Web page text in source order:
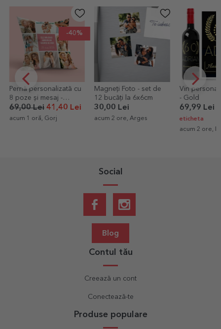
-40%
Pernă personalizată cu
8 poze și mesaj -
format mare
69,00 Lei41,40 Lei
acum 1 oră, Gorj
Magneți Foto - set de
12 bucăți la 6x6cm
30,00 Lei
acum 2 ore, Arges
Vin
- Gold
69,99 Lei
eticheta
acum 2 ore,
Social
Blog
Contul tău
Creează un cont
Conectează-te
Produse populare